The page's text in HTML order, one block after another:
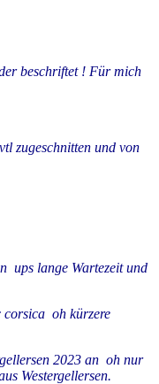
beschriftet ! Für mich
zugeschnitten und von
ups lange Wartezeit und
corsica oh kürzere
2023 an oh nur
Westergellersen.